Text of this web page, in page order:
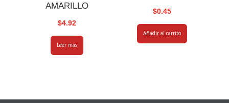
AMARILLO
$4.92
Leer más
$0.45
Añadir al carrito